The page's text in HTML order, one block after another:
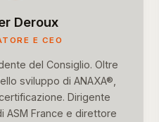
Deroux
E CEO
del Consiglio. Oltre
sviluppo di ANAXA®,
Dirigente
ASM France e direttore